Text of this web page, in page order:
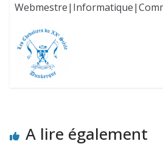
A lire également